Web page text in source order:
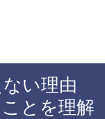
い理由
とを理解